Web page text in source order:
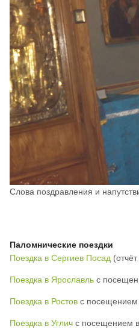
Слова поздравления и
Паломнические поездки
Поездка в Сергиев Посад
Поездка в Ярославль с
Поездка в Ростов с посещением
Поездка в Углич с посещением